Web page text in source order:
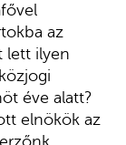
az
lett ilyen
éve alatt?
elnökök az